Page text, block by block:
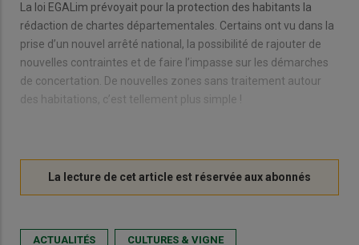
La loi EGALim prévoyait pour la protection des habitants la
rédaction de chartes départementales. Certains ont vu dans la
prise d’un nouvel arrêté national, la possibilité de rajouter de
nouvelles contraintes et de faire l’impasse sur les démarches
de concertation. De nouvelles zones sans traitement autour
des habitations, c’est tellement plus simple !
ACTUALITÉS CULTURES & VIGNE